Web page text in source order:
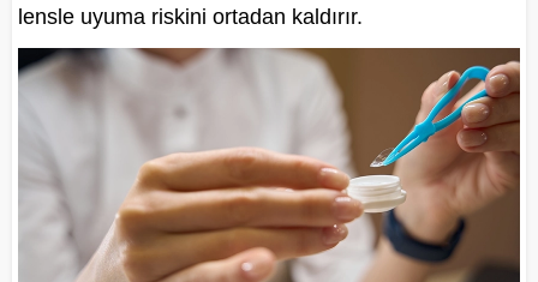
lensle uyuma riskini ortadan kaldırır.